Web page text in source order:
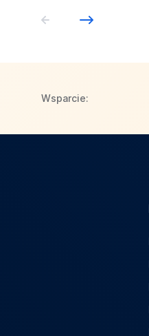
Wsparcie: